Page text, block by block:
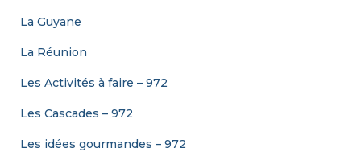
La Guyane
La Réunion
Les Activités à faire – 972
Les Cascades – 972
Les idées gourmandes – 972